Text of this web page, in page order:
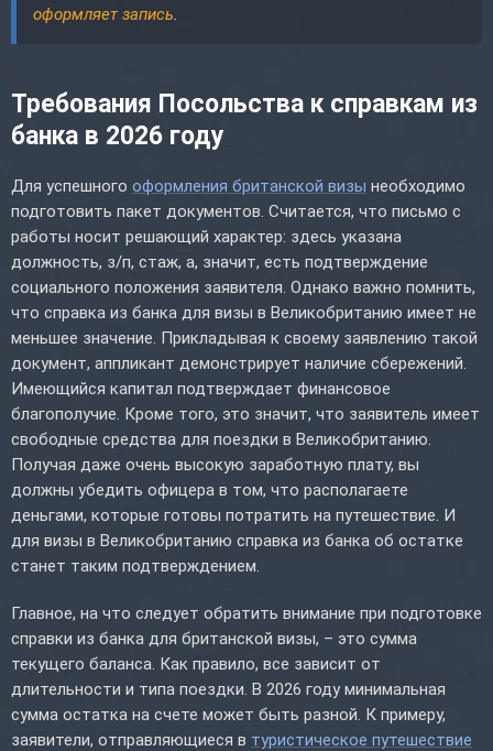
оформляет запись
Требования Посольства к справкам из
банка в 2026 году
Для успешного оформления британской визы необходимо
подготовить пакет документов. Считается, что письмо с
работы носит решающий характер: здесь указана
должность, з/п, стаж, а, значит, есть подтверждение
социального положения заявителя. Однако важно помнить,
что справка из банка для визы в Великобританию имеет не
меньшее значение. Прикладывая к своему заявлению такой
документ, аппликант демонстрирует наличие сбережений.
Имеющийся капитал подтверждает финансовое
благополучие. Кроме того, это значит, что заявитель имеет
свободные средства для поездки в Великобританию.
Получая даже очень высокую заработную плату, вы
должны убедить офицера в том, что располагаете
деньгами, которые готовы потратить на путешествие. И
для визы в Великобританию справка из банка об остатке
станет таким подтверждением.
Главное, на что следует обратить внимание при подготовке
справки из банка для британской визы, – это сумма
текущего баланса. Как правило, все зависит от
длительности и типа поездки. В 2026 году минимальная
сумма остатка на счете может быть разной. К примеру,
заявители, отправляющиеся в туристическое путешествие